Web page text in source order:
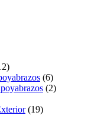
(6)
(2)
(19)